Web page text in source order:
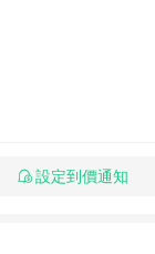
設定到價通知